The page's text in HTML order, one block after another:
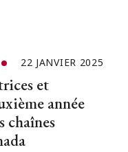
22 JANVIER 2025
et
année
chaînes